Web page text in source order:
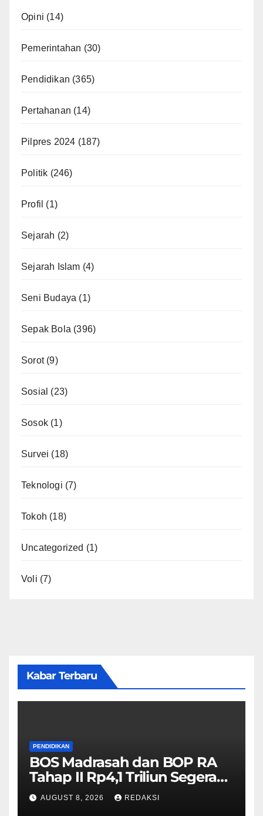
Opini (14)
Pemerintahan (30)
Pendidikan (365)
Pertahanan (14)
Pilpres 2024 (187)
Politik (246)
Profil (1)
Sejarah (2)
Sejarah Islam (4)
Seni Budaya (1)
Sepak Bola (396)
Sorot(9)
Sosial (23)
Sosok (1)
Survei (18)
Teknologi (7)
Tokoh (18)
Uncategorized (1)
Voli (7)
Kabar Terbaru
PENDIDIKAN
BOS Madrasah dan BOP RA
Tahap II Rp4,1 Triliun Segera
Cair, Berikut Jadwal
Pengajuannya
AUGUST 8, 2026 REDAKSI